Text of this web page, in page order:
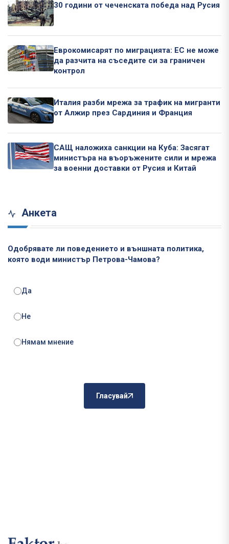
30 години от чеченската победа над Русия
Еврокомисарят по миграцията: ЕС не може
да разчита на съседите си за граничен
контрол
Италия разби мрежа за трафик на мигранти
от Алжир през Сардиния и Франция
САЩ наложиха санкции на Куба: Засягат
министъра на въоръжените сили и мрежа
за военни доставки от Русия и Китай
Анкета
Одобрявате ли поведението и външната политика,
която води министър Петрова-Чамова?
Да
Не
Нямам мнение
Гласувай